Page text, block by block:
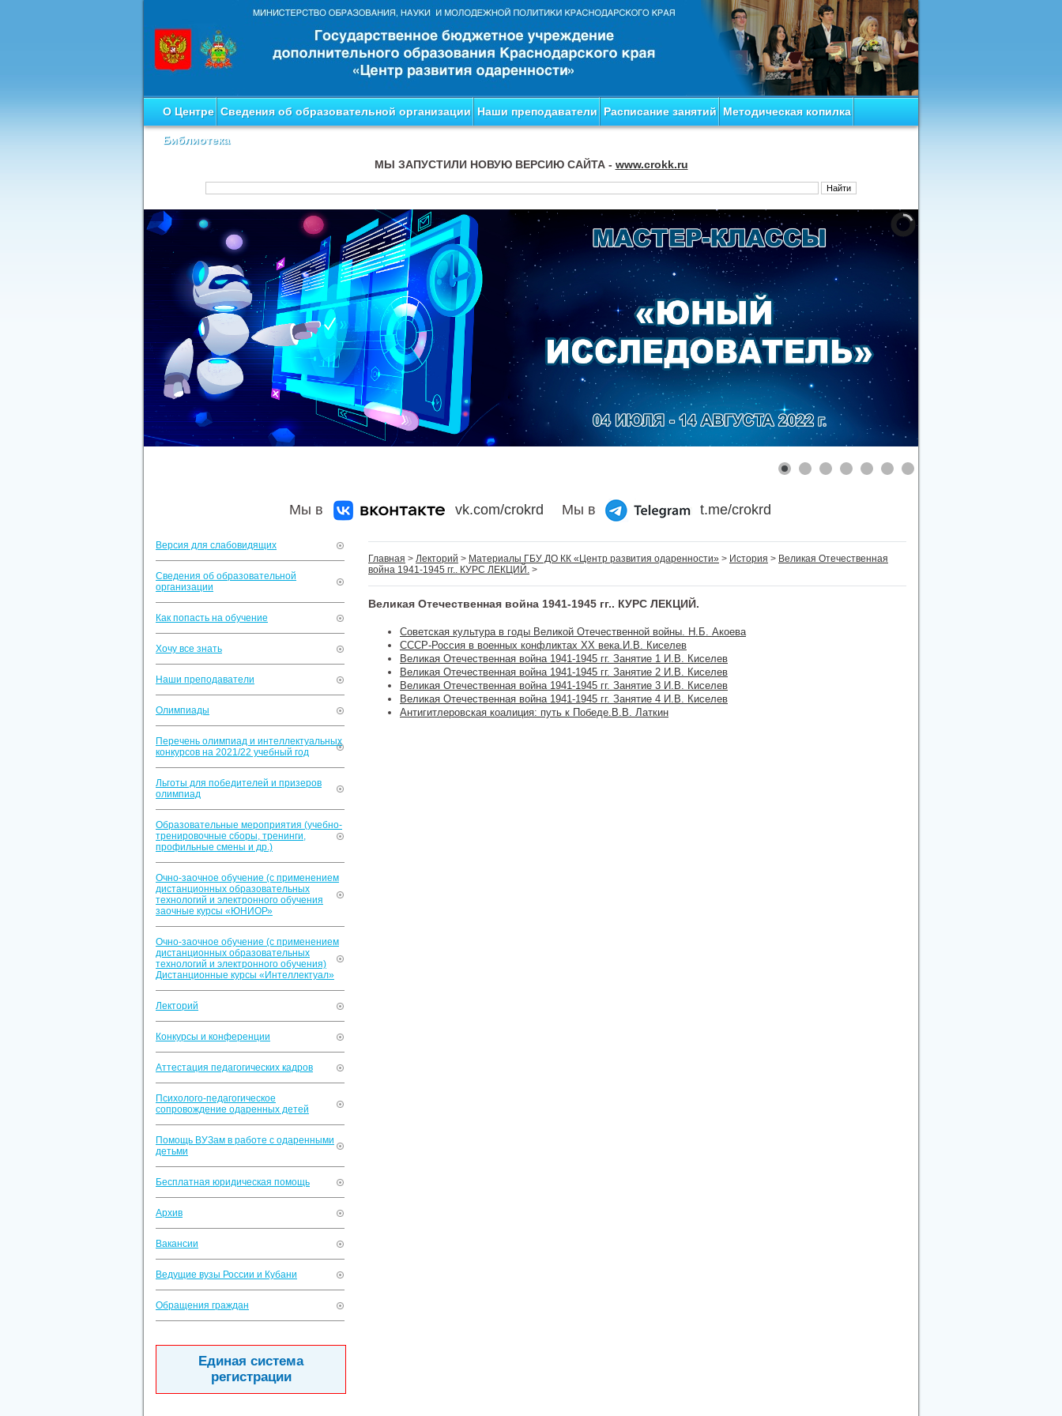
О Центре Сведения об образовательной организации Наши преподаватели Расписание занятий Методическая копилка
Библиотека
МЫ ЗАПУСТИЛИ НОВУЮ ВЕРСИЮ САЙТА - www.crokk.ru
Мы в vk.com/crokrd Мы в t.me/crokrd
Версия для слабовидящих
Сведения об образовательной
организации
Как попасть на обучение
Хочу все знать
Наши преподаватели
Олимпиады
Перечень олимпиад и интеллектуальных
конкурсов на 2021/22 учебный год
Льготы для победителей и призеров
олимпиад
Образовательные мероприятия (учебно-
тренировочные сборы, тренинги,
профильные смены и др.)
Очно-заочное обучение (с применением
дистанционных образовательных
технологий и электронного обучения
заочные курсы «ЮНИОР»
Очно-заочное обучение (с применением
дистанционных образовательных
технологий и электронного обучения)
Дистанционные курсы «Интеллектуал»
Лекторий
Конкурсы и конференции
Аттестация педагогических кадров
Психолого-педагогическое
сопровождение одаренных детей
Помощь ВУЗам в работе с одаренными
детьми
Бесплатная юридическая помощь
Архив
Вакансии
Ведущие вузы России и Кубани
Обращения граждан
Единая система
регистрации
Главная > Лекторий > Материалы ГБУ ДО КК «Центр развития одаренности» > История > Великая Отечественная
война 1941-1945 гг.. КУРС ЛЕКЦИЙ. >
Великая Отечественная война 1941-1945 гг.. КУРС ЛЕКЦИЙ.
Советская культура в годы Великой Отечественной войны. Н.Б. Акоева
СССР-Россия в военных конфликтах ХХ века.И.В. Киселев
Великая Отечественная война 1941-1945 гг. Занятие 1 И.В. Киселев
Великая Отечественная война 1941-1945 гг. Занятие 2 И.В. Киселев
Великая Отечественная война 1941-1945 гг. Занятие 3 И.В. Киселев
Великая Отечественная война 1941-1945 гг. Занятие 4 И.В. Киселев
Антигитлеровская коалиция: путь к Победе.В.В. Латкин